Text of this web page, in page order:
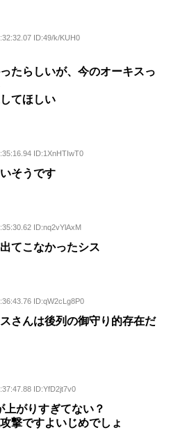
ID:49/k/KUH0
たらしいが、今のオーキスっ
てほしい
ID:1XnHTIwT0
そうです
ID:nq2vYlAxM
てこなかったシス
ID:qW2cLg8P0
さんは後列の御守り的存在だ
ID:YfD2jt7v0
がりすぎてない？
撃ですよいじめでしょ